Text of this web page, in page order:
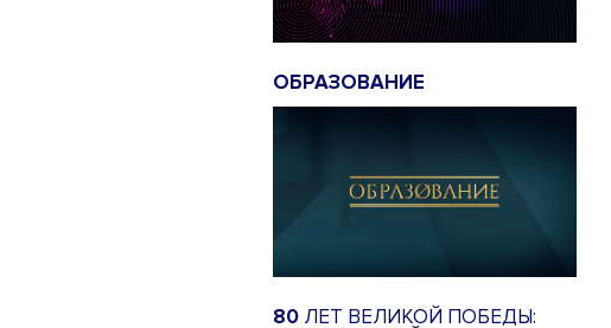
ОБРАЗОВАНИЕ
80 ЛЕТ ВЕЛИКОЙ ПОБЕДЫ: